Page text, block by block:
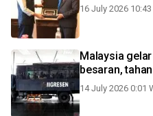
16 July 2026 10:43
Malaysia
besaran,
14 July 2026 0:01